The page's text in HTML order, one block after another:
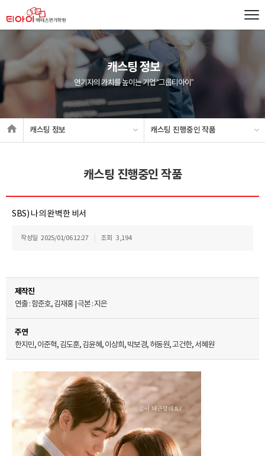
캐스팅 정보
연기자의 가치를 높이는 기업 “그룹티아이”
캐스팅 정보 캐스팅 진행중인 작품
캐스팅 진행중인 작품
SBS) 나의 완벽한 비서
작성일 2025/01/06 12:27 조회 3,194
제작진
연출 : 함준호, 김재홍 | 극본 : 지은
주연
한지민, 이준혁, 김도훈, 김윤혜, 이상희, 박보경, 허동원, 고건한, 서혜원